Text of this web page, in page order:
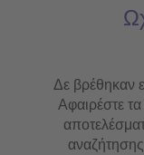
Δε βρέθηκαν
Αφαιρέστε